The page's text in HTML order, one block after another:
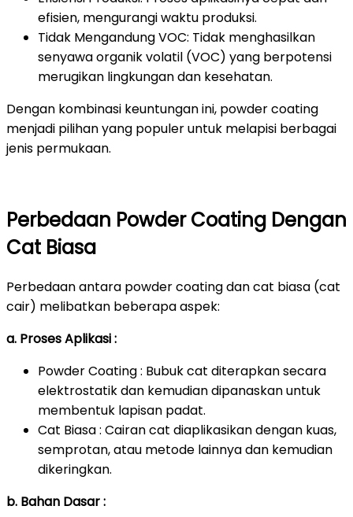
efisien, mengurangi waktu produksi.
Tidak Mengandung VOC: Tidak menghasilkan
senyawa organik volatil (VOC) yang berpotensi
merugikan lingkungan dan kesehatan.
Dengan kombinasi keuntungan ini, powder coating
menjadi pilihan yang populer untuk melapisi berbagai
jenis permukaan.
Perbedaan Powder Coating Dengan
Cat Biasa
Perbedaan antara powder coating dan cat biasa (cat
cair) melibatkan beberapa aspek:
a. Proses Aplikasi :
Powder Coating : Bubuk cat diterapkan secara
elektrostatik dan kemudian dipanaskan untuk
membentuk lapisan padat.
Cat Biasa : Cairan cat diaplikasikan dengan kuas,
semprotan, atau metode lainnya dan kemudian
dikeringkan.
b. Bahan Dasar :